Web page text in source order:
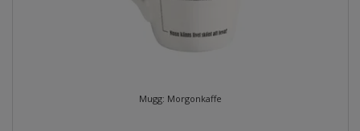
Mugg: Morgonkaffe